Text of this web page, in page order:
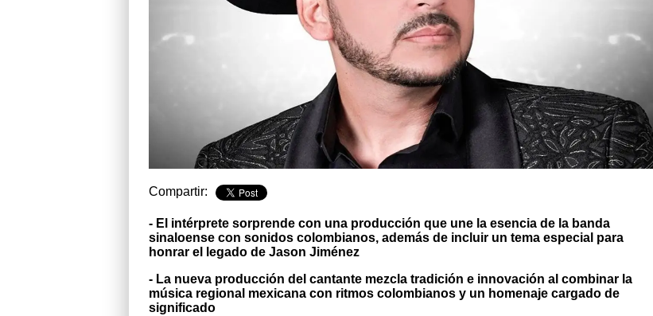
Compartir:
- El intérprete sorprende con una producción que une la esencia de la banda
sinaloense con sonidos colombianos, además de incluir un tema especial para
honrar el legado de Jason Jiménez
- La nueva producción del cantante mezcla tradición e innovación al combinar la
música regional mexicana con ritmos colombianos y un homenaje cargado de
significado